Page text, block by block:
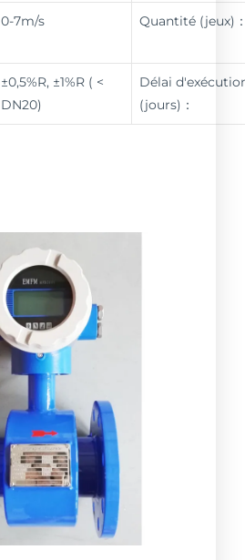
0-7m/s Quantité (jeux)
±0,5%R, ±1%R ( <
DN20)
Délai
(jours)：